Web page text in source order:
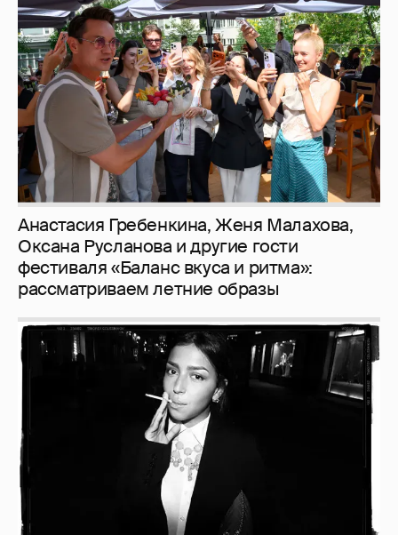
Анастасия Гребенкина, Женя Малахова,
Оксана Русланова и другие гости
фестиваля «Баланс вкуса и ритма»:
рассматриваем летние образы